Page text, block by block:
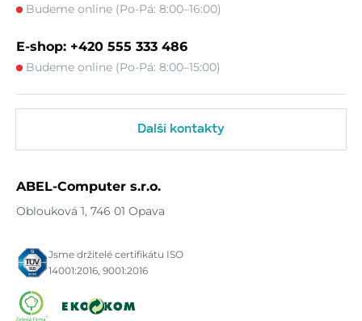
Budeme online (Po-Pá: 8:00–16:00)
E-shop: +420 555 333 486
Budeme online (Po-Pá: 8:00–15:00)
Další kontakty
ABEL-Computer s.r.o.
Oblouková 1, 746 01 Opava
Jsme držitelé certifikátu ISO
14001:2016, 9001:2016